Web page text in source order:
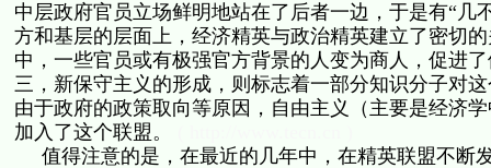
中层政府官员立场鲜明地站在了后者一边，于是有“几
方和基层的层面上，经济精英与政治精英建立了密切
中，一些官员或有极强官方背景的人变为商人，促进
三，新保守主义的形成，则标志着一部分知识分子对
由于政府的政策取向等原因，自由主义（主要是经济
加入了这个联盟。
值得注意的是，在最近的几年中，在精英联盟不断